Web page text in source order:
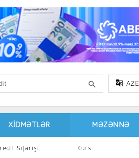
AZE
XIDMƏTLƏR
Sifarişi
MƏZƏNNƏ
Kurs